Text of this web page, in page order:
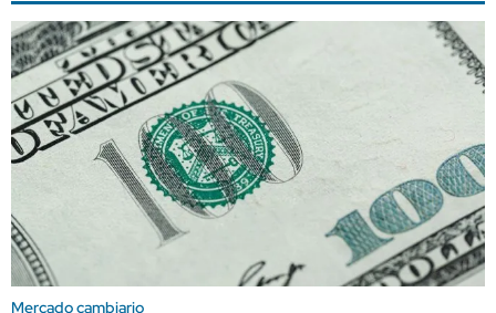
Mercado cambiario